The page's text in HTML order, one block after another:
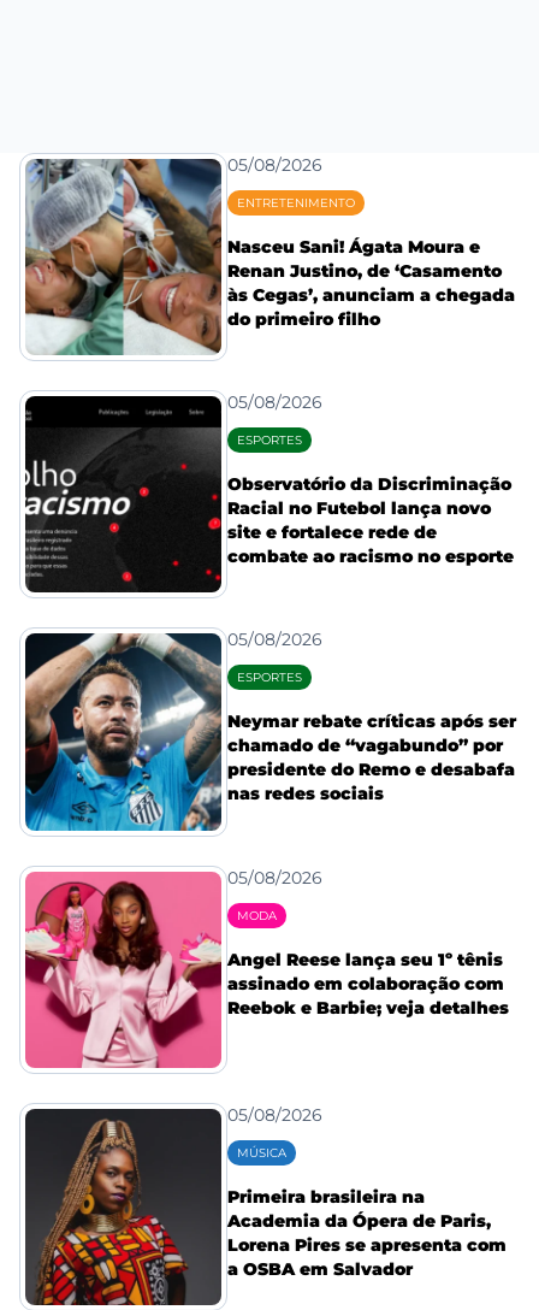
05/08/2026
ENTRETENIMENTO
Nasceu Sani! Ágata Moura e
Renan Justino, de ‘Casamento
às Cegas’, anunciam a chegada
do primeiro filho
05/08/2026
ESPORTES
Observatório da Discriminação
Racial no Futebol lança novo
site e fortalece rede de
combate ao racismo no esporte
05/08/2026
ESPORTES
Neymar rebate críticas após ser
chamado de “vagabundo” por
presidente do Remo e desabafa
nas redes sociais
05/08/2026
MODA
Angel Reese lança seu 1º tênis
assinado em colaboração com
Reebok e Barbie; veja detalhes
05/08/2026
MÚSICA
Primeira brasileira na
Academia da Ópera de Paris,
Lorena Pires se apresenta com
a OSBA em Salvador